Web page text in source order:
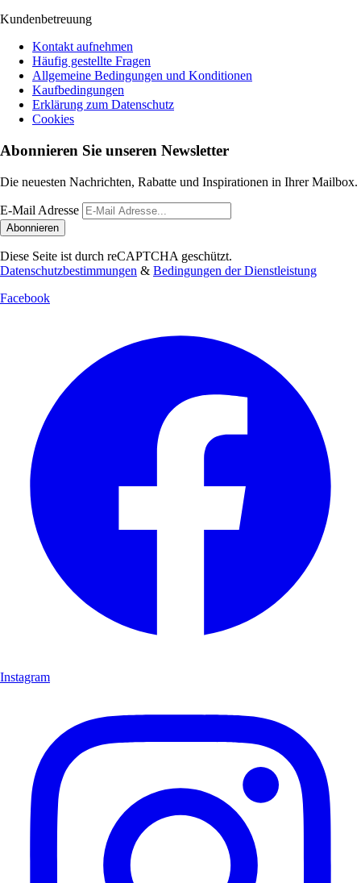
Kundenbetreuung
Kontakt aufnehmen
Häufig gestellte Fragen
Allgemeine Bedingungen und Konditionen
Kaufbedingungen
Erklärung zum Datenschutz
Cookies
Abonnieren Sie unseren Newsletter
Die neuesten Nachrichten, Rabatte und Inspirationen in Ihrer Mailbox.
E-Mail Adresse
Abonnieren
Diese Seite ist durch reCAPTCHA geschützt.
Datenschutzbestimmungen & Bedingungen der Dienstleistung
Facebook
Instagram